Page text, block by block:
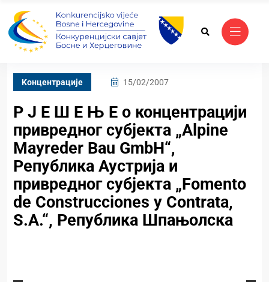
Kонцентрације 15/02/2007
Р Ј Е Ш Е Њ Е о концентрацији
привредног субјекта „Alpine
Mayreder Bau GmbH“,
Република Аустрија и
привредног субјекта „Fomento
de Construcciones y Contrata,
S.A.“, Република Шпањолска